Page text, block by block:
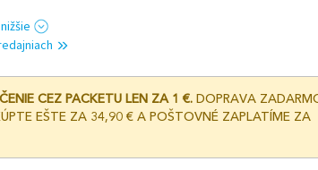
CEZ PACKETU LEN ZA 1 €.DOPRAVA
EŠTE ZA 34,90 € A POŠTOVNÉ ZAPLATÍME ZA